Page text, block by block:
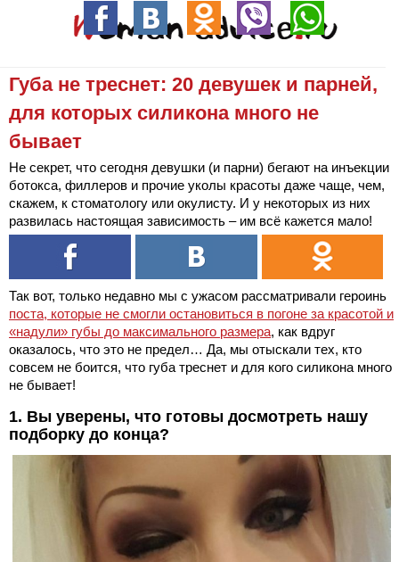
Губа не треснет: 20 девушек и парней,
для которых силикона много не
бывает
Не секрет, что сегодня девушки (и парни) бегают на инъекции
ботокса, филлеров и прочие уколы красоты даже чаще, чем,
скажем, к стоматологу или окулисту. И у некоторых из них
развилась настоящая зависимость – им всё кажется мало!
Так вот, только недавно мы с ужасом рассматривали героинь
поста, которые не смогли остановиться в погоне за красотой и
«надули» губы до максимального размера, как вдруг
оказалось, что это не предел… Да, мы отыскали тех, кто
совсем не боится, что губа треснет и для кого силикона много
не бывает!
1. Вы уверены, что готовы досмотреть нашу
подборку до конца?